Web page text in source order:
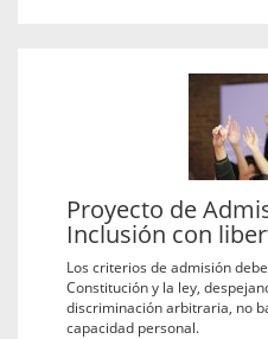
Proyecto de
Inclusión con
Los criterios de admisión
Constitución y la ley,
discriminación arbitraria, no
capacidad personal.